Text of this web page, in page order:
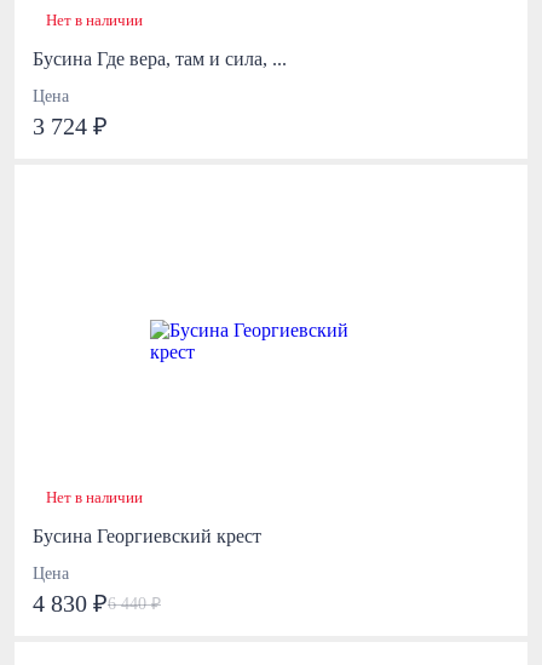
Нет в наличии
Бусина Где вера, там и сила, ...
Цена
3 724 ₽
Нет в наличии
Бусина Георгиевский крест
Цена
4 830 ₽6 440 ₽